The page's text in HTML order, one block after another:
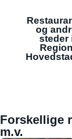
og
steder
Region
Forskellige
m.v.